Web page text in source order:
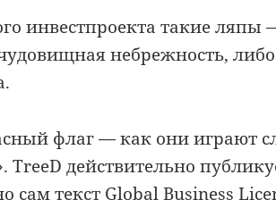
инвестпроекта такие ляпы
небрежность,
флаг — как они играют
TreeD действительно
сам текст Global Business